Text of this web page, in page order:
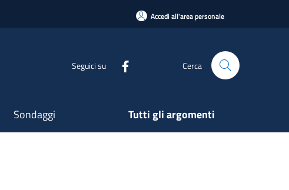
Accedi all'area personale
Seguici su Cerca
Sondaggi Tutti gli argomenti